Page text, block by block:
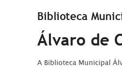
Biblioteca
Álvaro de
A Biblioteca Municipal